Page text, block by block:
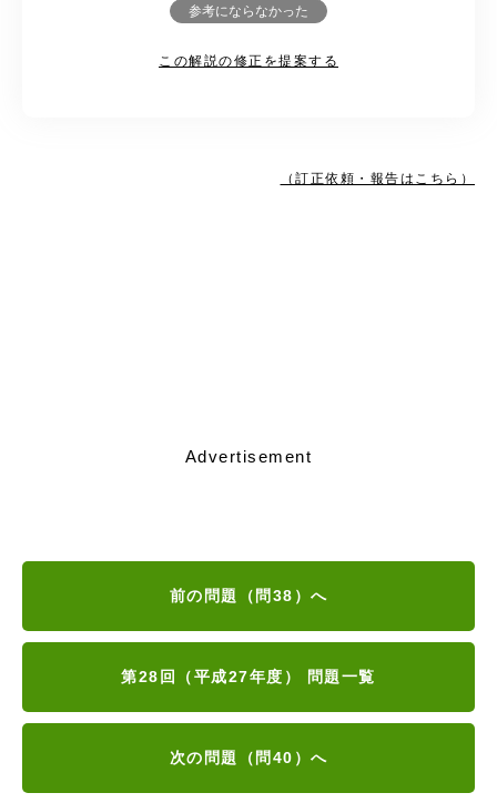
参考にならなかった
この解説の修正を提案する
（訂正依頼・報告はこちら）
Advertisement
前の問題（問38）へ
第28回（平成27年度） 問題一覧
次の問題（問40）へ